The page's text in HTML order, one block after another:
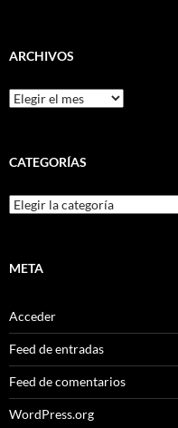
ARCHIVOS
Archivos
CATEGORÍAS
Categorías
META
Acceder
Feed de entradas
Feed de comentarios
WordPress.org